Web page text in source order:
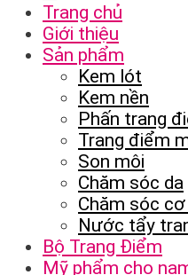
Trang chủ
Giới thiệu
Sản phẩm
Kem lót
Kem nền
Phấn trang
Trang điểm
Son môi
Chăm sóc da
Chăm sóc
Nước tẩy
Bộ Trang Điểm
Mỹ phẩm cho